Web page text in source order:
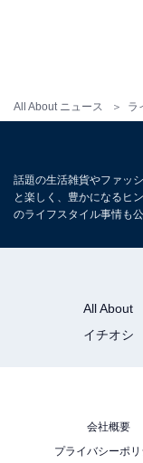
All About ニュース ラ
【
き
話題の生活雑貨やファッ
と楽しく、豊かになるヒ
のライフスタイル事情も
All About
イチオシ
会社概要
プライバシーポリ